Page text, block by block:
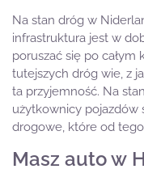
Na stan dróg w
infrastruktura jest w
poruszać się po całym
tutejszych dróg wie, z
ta przyjemność. Na
użytkownicy pojazdów
drogowe, które od
Masz auto w